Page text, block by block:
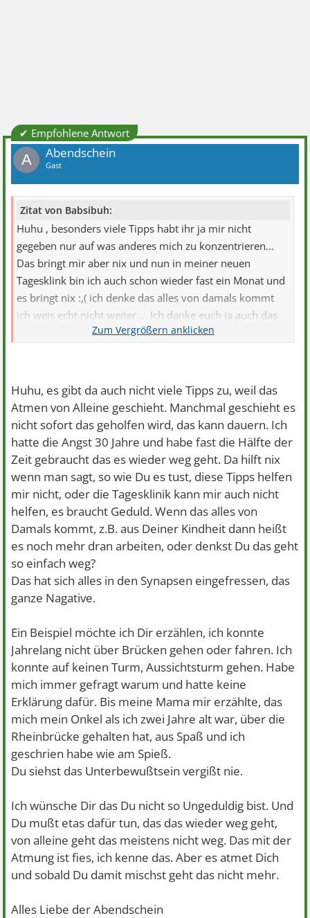
✔ Empfohlene Antwort
A Abendschein
Gast
Zitat von Babsibuh:
Huhu , besonders viele Tipps habt ihr ja mir nicht
gegeben nur auf was anderes mich zu konzentrieren...
Das bringt mir aber nix und nun in meiner neuen
Tagesklink bin ich auch schon wieder fast ein Monat und
es bringt nix :,( ich denke das alles von damals kommt
ich weis echt nicht weiter ... Ich danke euch ja auch das
ihr mir Tipps gebt aber Die helfen mir ja nicht
Huhu, es gibt da auch nicht viele Tipps zu, weil das
Atmen von Alleine geschieht. Manchmal geschieht es
nicht sofort das geholfen wird, das kann dauern. Ich
hatte die Angst 30 Jahre und habe fast die Hälfte der
Zeit gebraucht das es wieder weg geht. Da hilft nix
wenn man sagt, so wie Du es tust, diese Tipps helfen
mir nicht, oder die Tagesklinik kann mir auch nicht
helfen, es braucht Geduld. Wenn das alles von
Damals kommt, z.B. aus Deiner Kindheit dann heißt
es noch mehr dran arbeiten, oder denkst Du das geht
so einfach weg?
Das hat sich alles in den Synapsen eingefressen, das
ganze Nagative.
Ein Beispiel möchte ich Dir erzählen, ich konnte
Jahrelang nicht über Brücken gehen oder fahren. Ich
konnte auf keinen Turm, Aussichtsturm gehen. Habe
mich immer gefragt warum und hatte keine
Erklärung dafür. Bis meine Mama mir erzählte, das
mich mein Onkel als ich zwei Jahre alt war, über die
Rheinbrücke gehalten hat, aus Spaß und ich
geschrien habe wie am Spieß.
Du siehst das Unterbewußtsein vergißt nie.
Ich wünsche Dir das Du nicht so Ungeduldig bist. Und
Du mußt etas dafür tun, das das wieder weg geht,
von alleine geht das meistens nicht weg. Das mit der
Atmung ist fies, ich kenne das. Aber es atmet Dich
und sobald Du damit mischst geht das nicht mehr.
Alles Liebe der Abendschein